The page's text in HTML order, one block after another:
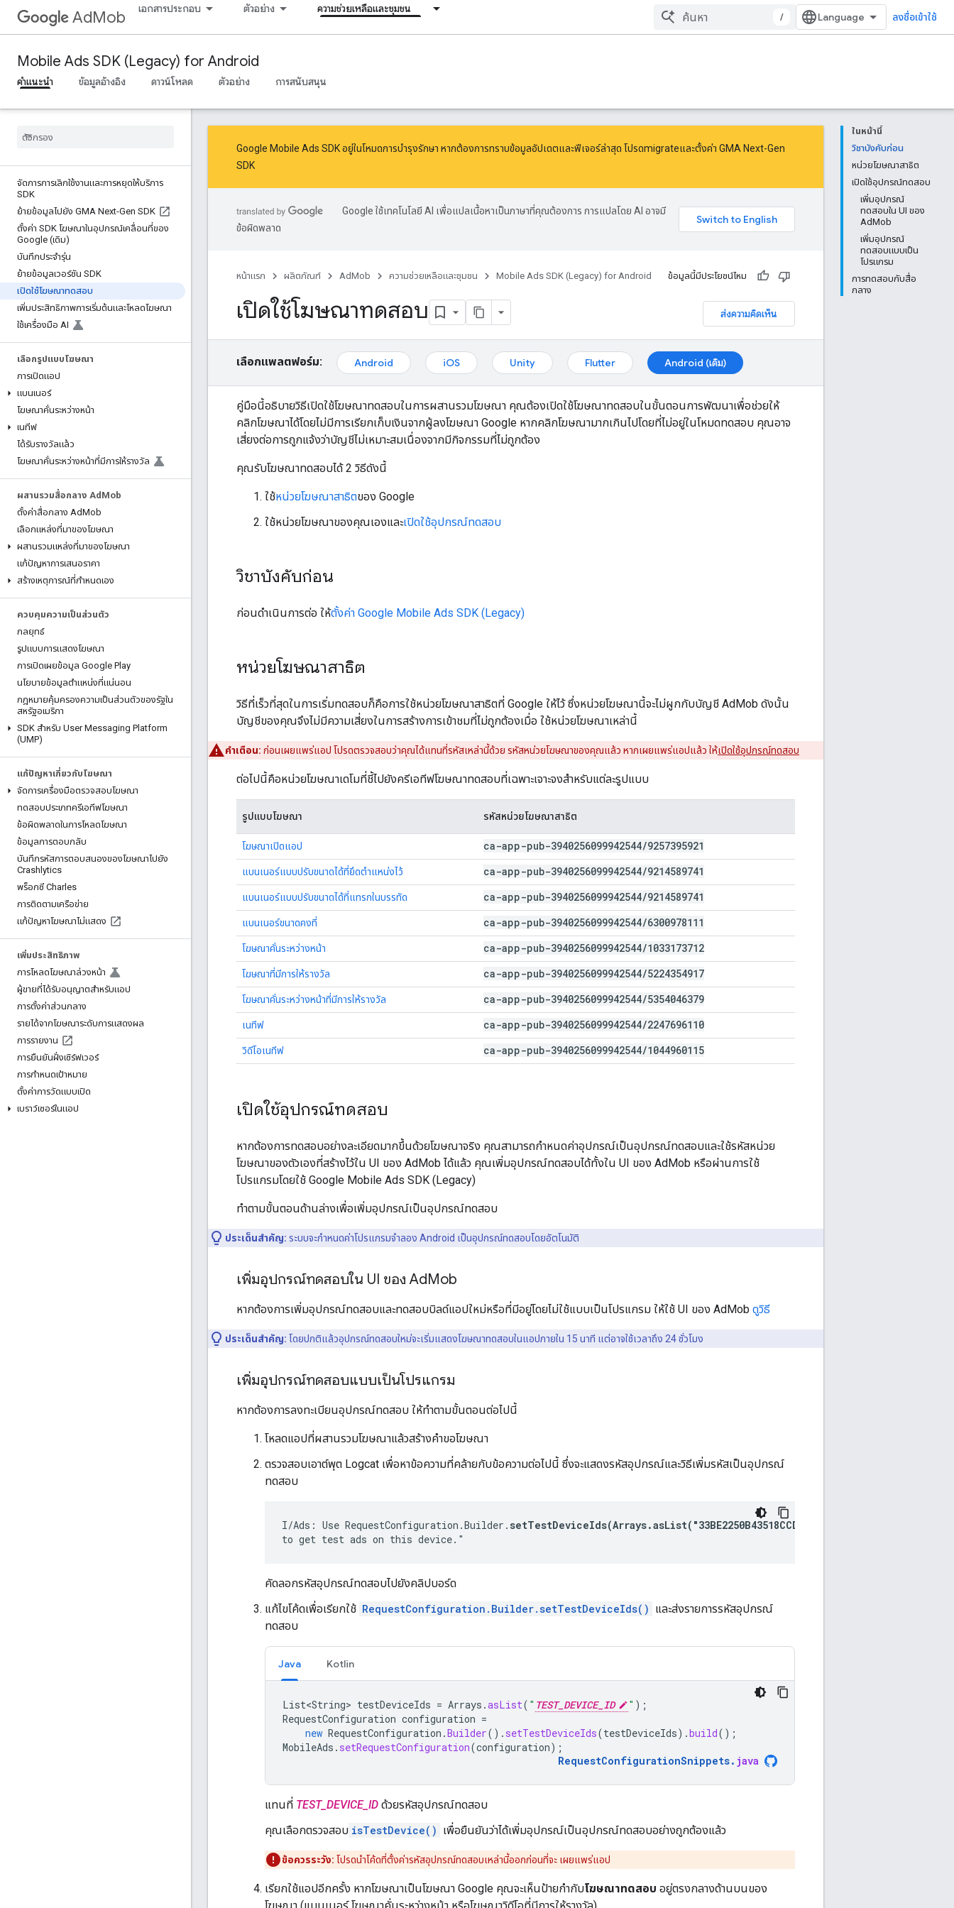
AdMob เอกสารประกอบ ตัวอย่าง ความช่วยเหลือและชุมชน
/ ลงชื่อเข้าใช้
Mobile Ads SDK (Legacy) for Android
คำแนะนำ ข้อมูลอ้างอิง ดาวน์โหลด ตัวอย่าง การสนับสนุน
จัดการการเลิกใช้งานและการหยุดให้บริการ
SDK
ย้ายข้อมูลไปยัง GMA Next-Gen SDK
ตั้งค่า SDK โฆษณาในอุปกรณ์เคลื่อนที่ของ
Google (เดิม)
บันทึกประจำรุ่น
ย้ายข้อมูลเวอร์ชัน SDK
เปิดใช้โฆษณาทดสอบ
เพิ่มประสิทธิภาพการเริ่มต้นและโหลดโฆษณา
ใช้เครื่องมือ AI
เลือกรูปแบบโฆษณา
การเปิดแอป
แบนเนอร์
โฆษณาคั่นระหว่างหน้า
เนทีฟ
ได้รับรางวัลแล้ว
โฆษณาคั่นระหว่างหน้าที่มีการให้รางวัล
ผสานรวมสื่อกลาง Ad Mob
ตั้งค่าสื่อกลาง AdMob
เลือกแหล่งที่มาของโฆษณา
ผสานรวมแหล่งที่มาของโฆษณา
แก้ปัญหาการเสนอราคา
สร้างเหตุการณ์ที่กำหนดเอง
ควบคุมความเป็นส่วนตัว
กลยุทธ์
รูปแบบการแสดงโฆษณา
การเปิดเผยข้อมูล Google Play
นโยบายข้อมูลตำแหน่งที่แน่นอน
กฎหมายคุ้มครองความเป็นส่วนตัวของรัฐใน
สหรัฐอเมริกา
SDK สำหรับ User Messaging Platform
(UMP)
แก้ปัญหาเกี่ยวกับโฆษณา
จัดการเครื่องมือตรวจสอบโฆษณา
ทดสอบประเภทครีเอทีฟโฆษณา
ข้อผิดพลาดในการโหลดโฆษณา
ข้อมูลการตอบกลับ
บันทึกรหัสการตอบสนองของโฆษณาไปยัง
Crashlytics
พร็อกซี Charles
การติดตามเครือข่าย
แก้ปัญหาโฆษณาไม่แสดง
เพิ่มประสิทธิภาพ
การโหลดโฆษณาล่วงหน้า
ผู้ขายที่ได้รับอนุญาตสำหรับแอป
การตั้งค่าส่วนกลาง
รายได้จากโฆษณาระดับการแสดงผล
การรายงาน
การยืนยันฝั่งเซิร์ฟเวอร์
การกำหนดเป้าหมาย
ตั้งค่าการวัดแบบเปิด
เบราว์เซอร์ในแอป
ในหน้านี้
วิชาบังคับก่อน
หน่วยโฆษณาสาธิต
เปิดใช้อุปกรณ์ทดสอบ
เพิ่มอุปกรณ์
ทดสอบใน UI ของ
AdMob
เพิ่มอุปกรณ์
ทดสอบแบบเป็น
โปรแกรม
การทดสอบกับสื่อ
กลาง
Google Mobile Ads SDK อยู่ในโหมดการบำรุงรักษา หากต้องการทราบข้อมูลอัปเดตและฟีเจอร์ล่าสุด โปรดmigrateและตั้งค่า GMA Next-Gen
SDK
Google ใช้เทคโนโลยี AI เพื่อแปลเนื้อหาเป็นภาษาที่คุณต้องการ การแปลโดย AI อาจมี
ข้อผิดพลาด
หน้าแรก ผลิตภัณฑ์ AdMob ความช่วยเหลือและชุมชน Mobile Ads SDK (Legacy) for Android ข้อมูลนี้มีประโยชน์ไหม
ส่งความคิดเห็น
เปิดใช้โฆษณาทดสอบ
เลือกแพลตฟอร์ม: Android iOS Unity Flutter Android (เดิม)
คู่มือนี้อธิบายวิธีเปิดใช้โฆษณาทดสอบในการผสานรวมโฆษณา คุณต้องเปิดใช้โฆษณาทดสอบในขั้นตอนการพัฒนาเพื่อช่วยให้
คลิกโฆษณาได้โดยไม่มีการเรียกเก็บเงินจากผู้ลงโฆษณา Google หากคลิกโฆษณามากเกินไปโดยที่ไม่อยู่ในโหมดทดสอบ คุณอาจ
เสี่ยงต่อการถูกแจ้งว่าบัญชีไม่เหมาะสมเนื่องจากมีกิจกรรมที่ไม่ถูกต้อง
คุณรับโฆษณาทดสอบได้ 2 วิธีดังนี้
ใช้หน่วยโฆษณาสาธิตของ Google
ใช้หน่วยโฆษณาของคุณเองและเปิดใช้อุปกรณ์ทดสอบ
วิชาบังคับก่อน
ก่อนดำเนินการต่อ ให้ตั้งค่า Google Mobile Ads SDK (Legacy)
หน่วยโฆษณาสาธิต
วิธีที่เร็วที่สุดในการเริ่มทดสอบก็คือการใช้หน่วยโฆษณาสาธิตที่ Google ให้ไว้ ซึ่งหน่วยโฆษณานี้จะไม่ผูกกับบัญชี AdMob ดังนั้น
บัญชีของคุณจึงไม่มีความเสี่ยงในการสร้างการเข้าชมที่ไม่ถูกต้องเมื่อ ใช้หน่วยโฆษณาเหล่านี้
คำเตือน: ก่อนเผยแพร่แอป โปรดตรวจสอบว่าคุณได้แทนที่รหัสเหล่านี้ด้วย รหัสหน่วยโฆษณาของคุณแล้ว หากเผยแพร่แอปแล้ว ให้เปิดใช้อุปกรณ์ทดสอบ
ต่อไปนี้คือหน่วยโฆษณาเดโมที่ชี้ไปยังครีเอทีฟโฆษณาทดสอบที่เฉพาะเจาะจงสำหรับแต่ละรูปแบบ
รูปแบบโฆษณา รหัสหน่วยโฆษณาสาธิต
โฆษณาเปิดแอป ca-app-pub-3940256099942544/9257395921
แบนเนอร์แบบปรับขนาดได้ที่ยึดตำแหน่งไว้ ca-app-pub-3940256099942544/9214589741
แบนเนอร์แบบปรับขนาดได้ที่แทรกในบรรทัด ca-app-pub-3940256099942544/9214589741
แบนเนอร์ขนาดคงที่ ca-app-pub-3940256099942544/6300978111
โฆษณาคั่นระหว่างหน้า ca-app-pub-3940256099942544/1033173712
โฆษณาที่มีการให้รางวัล ca-app-pub-3940256099942544/5224354917
โฆษณาคั่นระหว่างหน้าที่มีการให้รางวัล ca-app-pub-3940256099942544/5354046379
เนทีฟ ca-app-pub-3940256099942544/2247696110
วิดีโอเนทีฟ ca-app-pub-3940256099942544/1044960115
เปิดใช้อุปกรณ์ทดสอบ
หากต้องการทดสอบอย่างละเอียดมากขึ้นด้วยโฆษณาจริง คุณสามารถกำหนดค่าอุปกรณ์เป็นอุปกรณ์ทดสอบและใช้รหัสหน่วย
โฆษณาของตัวเองที่สร้างไว้ใน UI ของ AdMob ได้แล้ว คุณเพิ่มอุปกรณ์ทดสอบได้ทั้งใน UI ของ AdMob หรือผ่านการใช้
โปรแกรมโดยใช้ Google Mobile Ads SDK (Legacy)
ทําตามขั้นตอนด้านล่างเพื่อเพิ่มอุปกรณ์เป็นอุปกรณ์ทดสอบ
ประเด็นสำคัญ: ระบบจะกำหนดค่าโปรแกรมจำลอง Android เป็นอุปกรณ์ทดสอบโดยอัตโนมัติ
เพิ่มอุปกรณ์ทดสอบใน UI ของ AdMob
หากต้องการเพิ่มอุปกรณ์ทดสอบและทดสอบบิลด์แอปใหม่หรือที่มีอยู่โดยไม่ใช้แบบเป็นโปรแกรม ให้ใช้ UI ของ AdMob ดูวิธี
ประเด็นสำคัญ: โดยปกติแล้วอุปกรณ์ทดสอบใหม่จะเริ่มแสดงโฆษณาทดสอบในแอปภายใน 15 นาที แต่อาจใช้เวลาถึง 24 ชั่วโมง
เพิ่มอุปกรณ์ทดสอบแบบเป็นโปรแกรม
หากต้องการลงทะเบียนอุปกรณ์ทดสอบ ให้ทำตามขั้นตอนต่อไปนี้
โหลดแอปที่ผสานรวมโฆษณาแล้วสร้างคำขอโฆษณา
ตรวจสอบเอาต์พุต Logcat เพื่อหาข้อความที่คล้ายกับข้อความต่อไปนี้ ซึ่งจะแสดงรหัสอุปกรณ์และวิธีเพิ่มรหัสเป็นอุปกรณ์
ทดสอบ
I/Ads: Use RequestConfiguration.Builder. setTestDeviceIds(Arrays.asList("33BE2250B43518CCDA7DE426D04EE231"))
to get test ads on this device."
คัดลอกรหัสอุปกรณ์ทดสอบไปยังคลิปบอร์ด
แก้ไขโค้ดเพื่อเรียกใช้ RequestConfiguration.Builder.setTestDeviceIds() และส่งรายการรหัสอุปกรณ์
ทดสอบ
Java Kotlin
List<String> testDeviceIds = Arrays .asList( " TEST_DEVICE_ID " );
RequestConfiguration configuration =
new RequestConfiguration .Builder(). setTestDeviceIds(testDeviceIds).build();
MobileAds . setRequestConfiguration(configuration);
RequestConfigurationSnippets. java
แทนที่ TEST_DEVICE_ID ด้วยรหัสอุปกรณ์ทดสอบ
คุณเลือกตรวจสอบ isTestDevice() เพื่อยืนยันว่าได้เพิ่มอุปกรณ์เป็นอุปกรณ์ทดสอบอย่างถูกต้องแล้ว
ข้อควรระวัง: โปรดนำโค้ดที่ตั้งค่ารหัสอุปกรณ์ทดสอบเหล่านี้ออกก่อนที่จะ เผยแพร่แอป
เรียกใช้แอปอีกครั้ง หากโฆษณาเป็นโฆษณา Google คุณจะเห็นป้ายกำกับโฆษณาทดสอบ อยู่ตรงกลางด้านบนของ